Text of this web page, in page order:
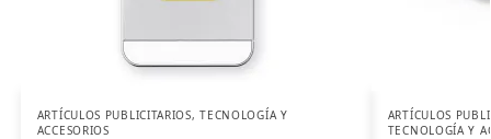
ARTÍCULOS PUBLICITARIOS,TECNOLOGÍA Y
ACCESORIOS
ARTÍCULOS
TECNOLOGÍA Y